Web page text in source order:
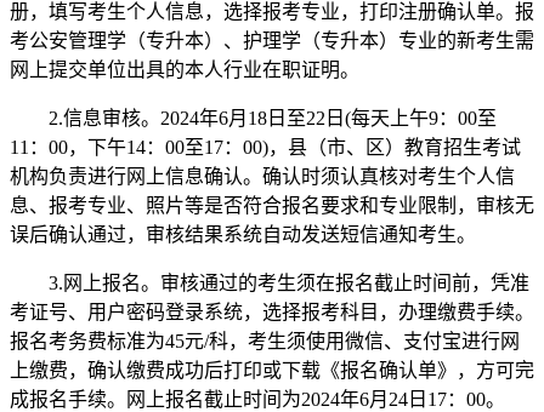
册，填写考生个人信息，选择报考专业，打印注册确认单。报
考公安管理学（专升本）、护理学（专升本）专业的新考生需
网上提交单位出具的本人行业在职证明。
2.信息审核。2024年6月18日至22日(每天上午9：00至
11：00，下午14：00至17：00)，县（市、区）教育招生考试
机构负责进行网上信息确认。确认时须认真核对考生个人信
息、报考专业、照片等是否符合报名要求和专业限制，审核无
误后确认通过，审核结果系统自动发送短信通知考生。
3.网上报名。审核通过的考生须在报名截止时间前，凭准
考证号、用户密码登录系统，选择报考科目，办理缴费手续。
报名考务费标准为45元/科，考生须使用微信、支付宝进行网
上缴费，确认缴费成功后打印或下载《报名确认单》，方可完
成报名手续。网上报名截止时间为2024年6月24日17：00。